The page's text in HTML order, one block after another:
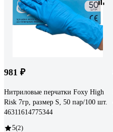
981 ₽
Нитриловые перчатки Foxy High
Risk 7гр, размер S, 50 пар/100 шт.
46311614775344
5(2)